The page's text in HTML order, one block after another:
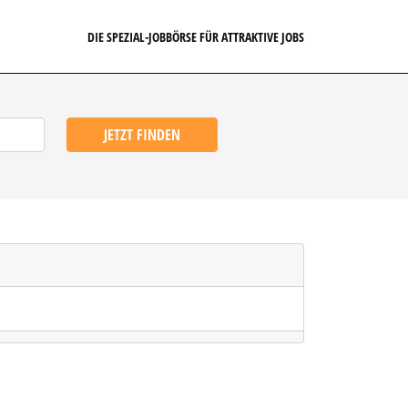
DIE SPEZIAL-JOBBÖRSE FÜR ATTRAKTIVE JOBS
JETZT FINDEN